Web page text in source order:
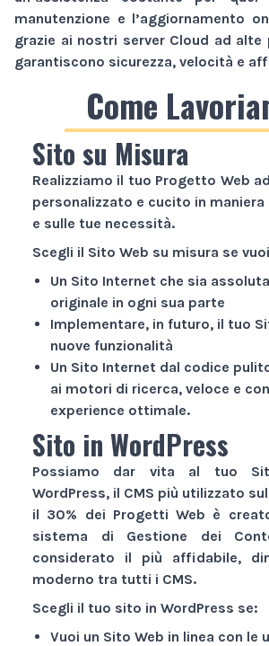
manutenzione e l’aggiornamento
grazie ai nostri server Cloud ad
garantiscono sicurezza, velocità e
Come
Sito su Misura
Realizziamo il tuo Progetto Web
personalizzato e cucito in
e sulle tue necessità.
Scegli il Sito Web su misura se
Un Sito Internet che sia
originale in ogni sua parte
Implementare, in futuro, il tuo
nuove funzionalità
Un Sito Internet dal codice
ai motori di ricerca, veloce e
experience ottimale.
Sito in WordPress
Possiamo dar vita al tuo
WordPress, il CMS più utilizzato
il 30% dei Progetti Web è
sistema di Gestione dei
considerato il più affidabile,
moderno tra tutti i CMS.
Scegli il tuo sito in WordPress se:
Vuoi un Sito Web in linea con le